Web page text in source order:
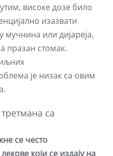
високе дозе било
изазвати
мучнина или дијареја,
празан стомак.
је низак са овим
са
се често
који се издају на